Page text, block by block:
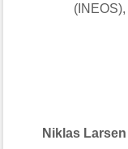
(INEOS),
Niklas Larsen